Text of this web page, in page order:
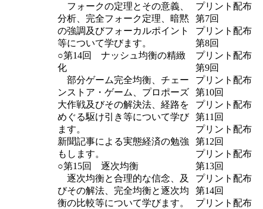
フォークの定理とその意義、
分析、完全フォーク定理、暗黙
の強調及びフォーカルポイント
等について学びます。
○第14回 ナッシュ均衡の精緻
化
部分ゲーム完全均衡、チェー
ンストア・ゲーム、プロポーズ
大作戦及びその解決法、経路を
めぐる駆け引き等について学び
ます。
新聞記事による実態経済の勉強
もします。
○第15回 逐次均衡
逐次均衡と合理的な信念、及
びその解法、完全均衡と逐次均
衡の比較等について学びます。
プリント配布
第7回
プリント配布
第8回
プリント配布
第9回
プリント配布
第10回
プリント配布
第11回
プリント配布
第12回
プリント配布
第13回
プリント配布
第14回
プリント配布